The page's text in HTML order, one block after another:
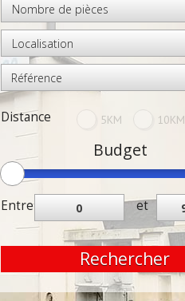
Nombre de pièces
Localisation
Distance 5KM 10KM
Budget
Entre et
Rechercher